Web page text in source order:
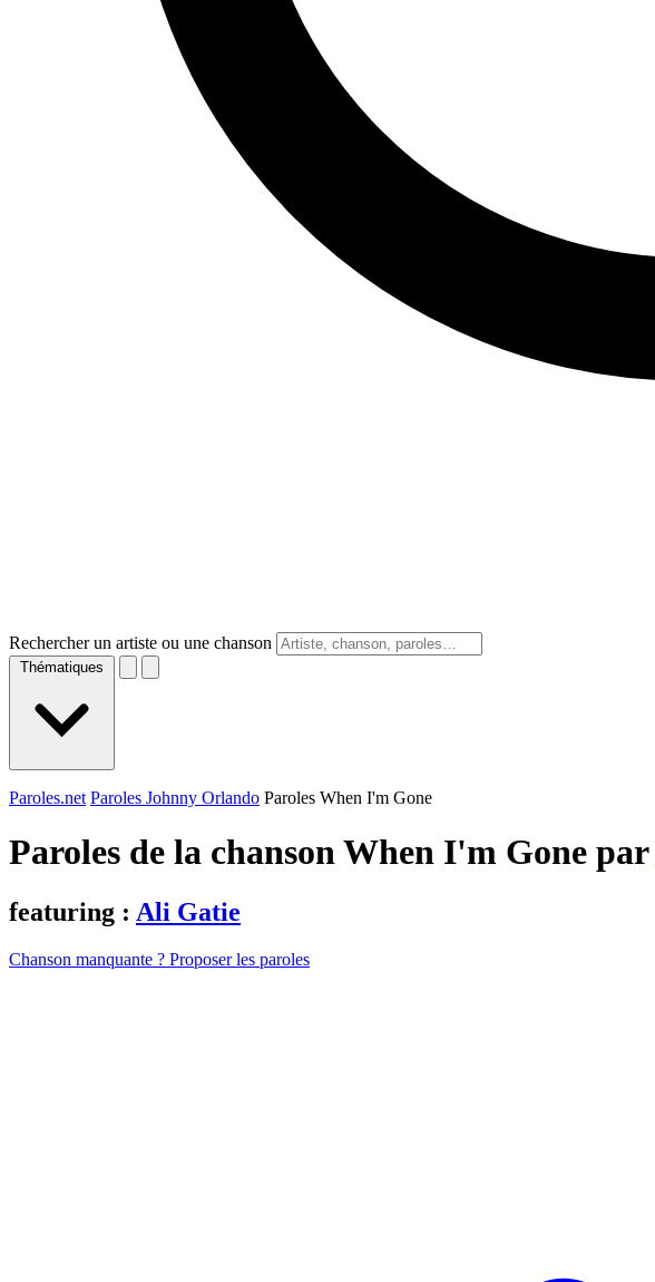
Rechercher un artiste ou une chanson
Thématiques
Paroles.net Paroles Johnny Orlando Paroles When I'm Gone
Paroles de la chanson When I'm Gone par
featuring : Ali Gatie
Chanson manquante ? Proposer les paroles